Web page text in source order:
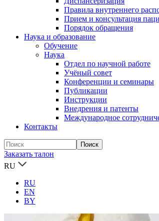
Правила внутреннего
Прием и консультация
Порядок обращения
Наука и образование
Обучение
Наука
Отдел по научной работе
Учёный совет
Конференции и семинары
Публикации
Инструкции
Внедрения и патенты
Международное
Контакты
Заказать талон
RU
RU
EN
BY